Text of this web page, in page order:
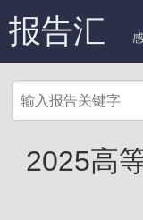
报告汇
2025高